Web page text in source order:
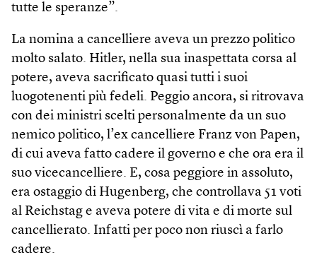
tutte le speranze”.
La nomina a cancelliere aveva un prezzo politico
molto salato. Hitler, nella sua inaspettata corsa al
potere, aveva sacrificato quasi tutti i suoi
luogotenenti più fedeli. Peggio ancora, si ritrovava
con dei ministri scelti personalmente da un suo
nemico politico, l’ex cancelliere Franz von Papen,
di cui aveva fatto cadere il governo e che ora era il
suo vicecancelliere. E, cosa peggiore in assoluto,
era ostaggio di Hugenberg, che controllava 51 voti
al Reichstag e aveva potere di vita e di morte sul
cancellierato. Infatti per poco non riuscì a farlo
cadere.